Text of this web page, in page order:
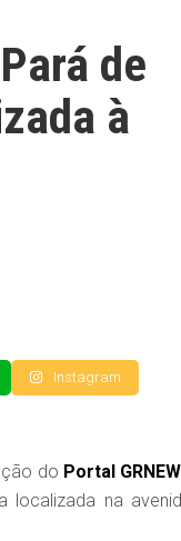
de
à
Instagram
do Portal
localizada na